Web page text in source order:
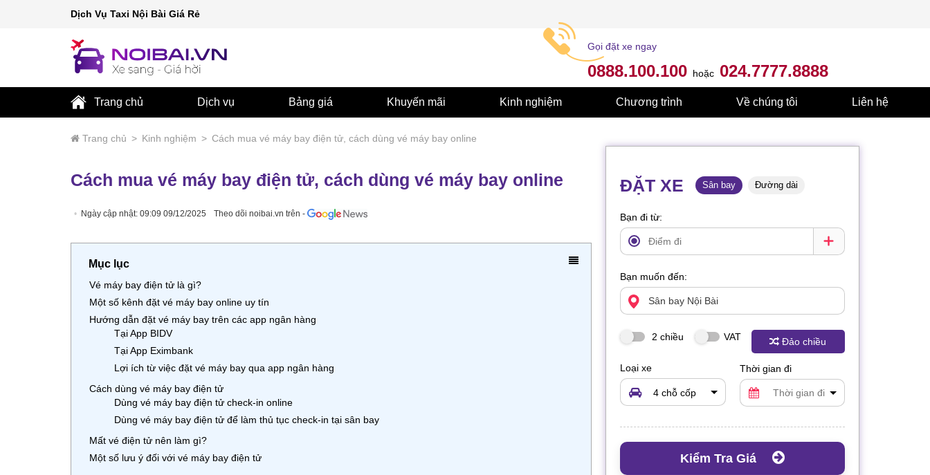
Dịch Vụ Taxi Nội Bài Giá Rẻ
Gọi đặt xe ngay
0888.100.100 hoặc 024.7777.8888
Trang chủ Dịch vụ Bảng giá Khuyến mãi Kinh nghiệm Chương trình Về chúng tôi Liên hệ
Trang chủ > Kinh nghiệm > Cách mua vé máy bay điện tử, cách dùng vé máy bay online
Cách mua vé máy bay điện tử, cách dùng vé máy bay online
Ngày cập nhật: 09:09 09/12/2025 Theo dõi noibai.vn trên -
Mục lục
Vé máy bay điện tử là gì?
Một số kênh đặt vé máy bay online uy tín
Hướng dẫn đặt vé máy bay trên các app ngân hàng
Tại App BIDV​
Tại App Eximbank​
Lợi ích từ việc đặt vé máy bay qua app ngân hàng
Cách dùng vé máy bay điện tử
Dùng vé máy bay điện tử check-in online
Dùng vé máy bay điện tử để làm thủ tục check-in tại sân bay
Mất vé điện tử nên làm gì?
Một số lưu ý đối với vé máy bay điện tử
ĐẶT XE Sân bay Đường dài
Bạn đi từ:
Bạn muốn đến:
2 chiều VAT Đảo chiều
Loại xe
4 chỗ cốp
Thời gian đi
Kiểm Tra Giá